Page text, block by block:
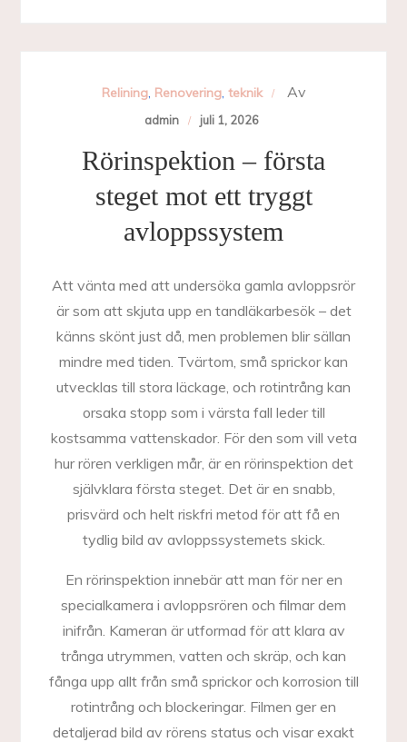
Relining, Renovering, teknik Av
admin juli 1, 2026
Rörinspektion – första
steget mot ett tryggt
avloppssystem
Att vänta med att undersöka gamla avloppsrör
är som att skjuta upp en tandläkarbesök – det
känns skönt just då, men problemen blir sällan
mindre med tiden. Tvärtom, små sprickor kan
utvecklas till stora läckage, och rotintrång kan
orsaka stopp som i värsta fall leder till
kostsamma vattenskador. För den som vill veta
hur rören verkligen mår, är en rörinspektion det
självklara första steget. Det är en snabb,
prisvärd och helt riskfri metod för att få en
tydlig bild av avloppssystemets skick.
En rörinspektion innebär att man för ner en
specialkamera i avloppsrören och filmar dem
inifrån. Kameran är utformad för att klara av
trånga utrymmen, vatten och skräp, och kan
fånga upp allt från små sprickor och korrosion till
rotintrång och blockeringar. Filmen ger en
detaljerad bild av rörens status och visar exakt